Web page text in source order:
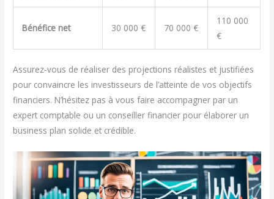
Bénéfice net 30 000 € 70 000 €
110 000
€
Assurez-vous de réaliser des projections réalistes et justifiées
pour convaincre les investisseurs de l’atteinte de vos objectifs
financiers. N’hésitez pas à vous faire accompagner par un
expert comptable ou un conseiller financier pour élaborer un
business plan solide et crédible.